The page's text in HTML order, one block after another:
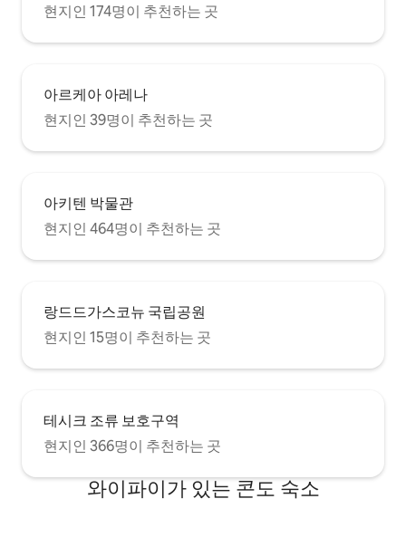
현지인 174명이 추천하는 곳
아르케아 아레나
현지인 39명이 추천하는 곳
아키텐 박물관
현지인 464명이 추천하는 곳
랑드드가스코뉴 국립공원
현지인 15명이 추천하는 곳
테시크 조류 보호구역
현지인 366명이 추천하는 곳
와이파이가 있는 콘도 숙소